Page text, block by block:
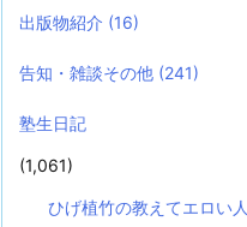
出版物紹介 (16)
告知・雑談その他 (241)
塾生日記
(1,061)
ひげ植竹の教えてエロい人